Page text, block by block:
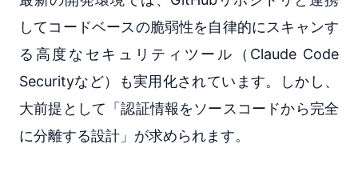
してコードベースの脆弱性を自律的にスキャンす
る高度なセキュリティツール（Claude Code
Securityなど）も実用化されています。しかし、
大前提として「認証情報をソースコードから完全
に分離する設計」が求められます。